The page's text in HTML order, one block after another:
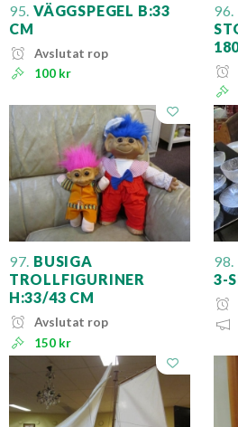
95. VÄGGSPEGEL B:33
CM
Avslutat rop
100 kr
96.
97. BUSIGA
TROLLFIGURINER
H:33/43 CM
Avslutat rop
150 kr
98.
3-